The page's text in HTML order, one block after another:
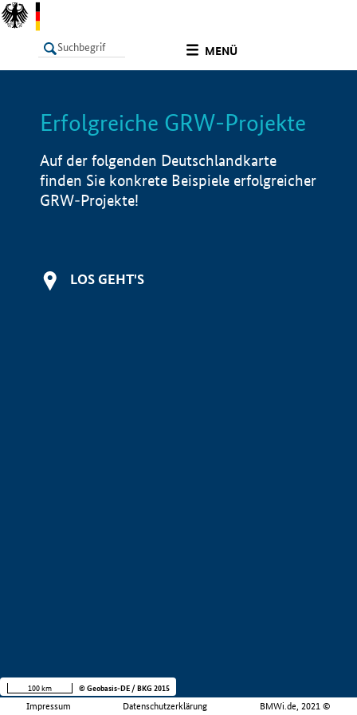
MENÜ
LISTE Info
Erfolgreiche GRW-Projekte
Auf der folgenden Deutschlandkarte
finden Sie konkrete Beispiele erfolgreicher
GRW-Projekte!
LOS GEHT'S
Impressum Datenschutzerklärung BMWi.de, 2021 ©
100 km © Geobasis-DE / BKG 2015